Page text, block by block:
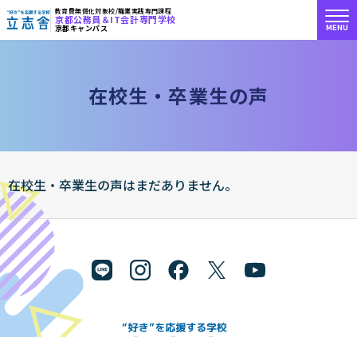
"好き"を応援する学校 立志舎
教育費無償化対象校/職業実践専門課程
京都公務員＆IT会計専門学校
京都キャンパス MENU
在校生 ・卒業生の声
在校生・卒業生の声はまだありません。